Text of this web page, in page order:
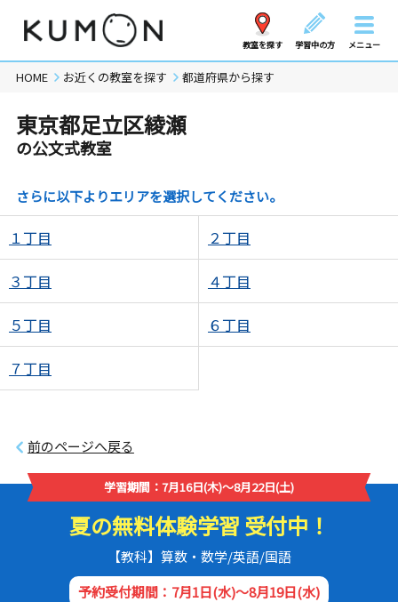
教室を探す 学習中の方 メニュー
HOME お近くの教室を探す 都道府県から探す
東京都足立区綾瀬
の公文式教室
さらに以下よりエリアを選択してください。
１丁目 ２丁目
３丁目 ４丁目
５丁目 ６丁目
７丁目
前のページへ戻る
学習期間：7月16日(木)～8月22日(土)
夏の無料体験学習 受付中！
【教科】算数・数学/英語/国語
予約受付期間：7月1日(水)～8月19日(水)